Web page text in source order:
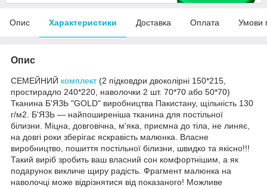
Опис Характеристики Доставка Оплата Умови
Опис
СЕМЕЙНИЙ комплект(2 підковдри двоколірні 150*215,
простирадло 240*220, наволочки 2 шт. 70*70 або 50*70)
Тканина Б'ЯЗЬ "GOLD" виробництва Пакистану, щільність 130
г/м2. Б'ЯЗЬ — найпоширеніша тканина для постільної
білизни. Міцна, довговічна, м'яка, приємна до тіла, не линяє,
на довгі роки зберігає яскравість малюнка. Власне
виробництво, пошиття постільної білизни, швидко та якісно!!!
Такий виріб зробить ваш власний сон комфортнішим, а як
подарунок викличе щиру радість. Фрагмент малюнка на
наволочці може відрізнятися від показаного! Можливе